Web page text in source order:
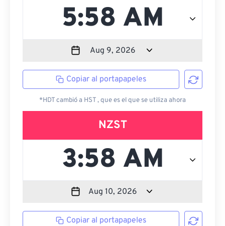
Copiar al portapapeles
*HDT cambió a HST , que es el que se utiliza ahora
NZST
Copiar al portapapeles